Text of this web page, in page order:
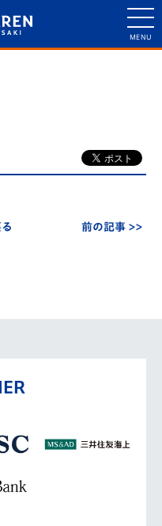
前の記事 >>